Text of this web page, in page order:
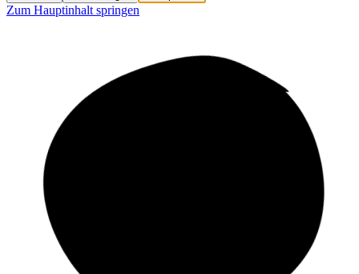
Zum Hauptinhalt springen